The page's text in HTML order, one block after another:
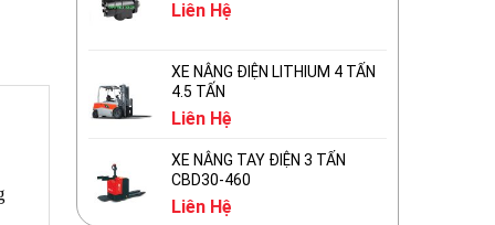
Liên Hệ
XE NÂNG ĐIỆN LITHIUM 4 TẤN
4.5 TẤN
Liên Hệ
XE NÂNG TAY ĐIỆN 3 TẤN
CBD30-460
Liên Hệ